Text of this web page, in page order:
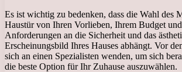
Es ist wichtig zu bedenken, dass die Wahl des
Haustür von Ihren Vorlieben, Ihrem Budget
Anforderungen an die Sicherheit und das
Erscheinungsbild Ihres Hauses abhängt. Vor
sich an einen Spezialisten wenden, um sich
die beste Option für Ihr Zuhause auszuwählen.